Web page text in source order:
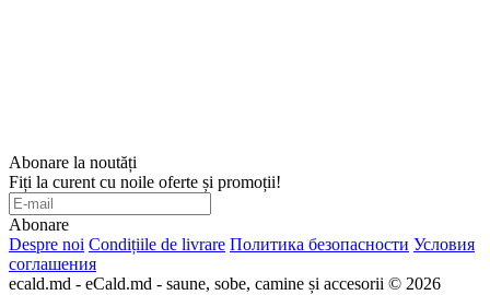
Abonare la noutăți
Fiți la curent cu noile oferte și promoții!
Abonare
Despre noi Condițiile de livrare Политика безопасности Условия
соглашения
ecald.md - eCald.md - saune, sobe, camine și accesorii © 2026